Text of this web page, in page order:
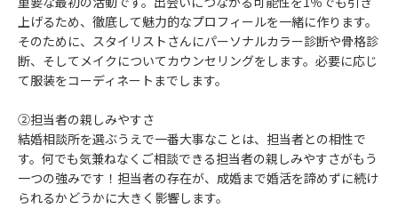
上げるため、徹底して魅力的なプロフィールを一緒に作ります。
そのために、スタイリストさんにパーソナルカラー診断や骨格診
断、そしてメイクについてカウンセリングをします。必要に応じ
て服装をコーディネートまでします。
②担当者の親しみやすさ
結婚相談所を選ぶうえで一番大事なことは、担当者との相性で
す。何でも気兼ねなくご相談できる担当者の親しみやすさがもう
一つの強みです！担当者の存在が、成婚まで婚活を諦めずに続け
られるかどうかに大きく影響します。